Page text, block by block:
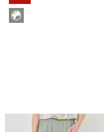
Luftige Culotte, Streifen-Struktur 25,99 € 19,99 €